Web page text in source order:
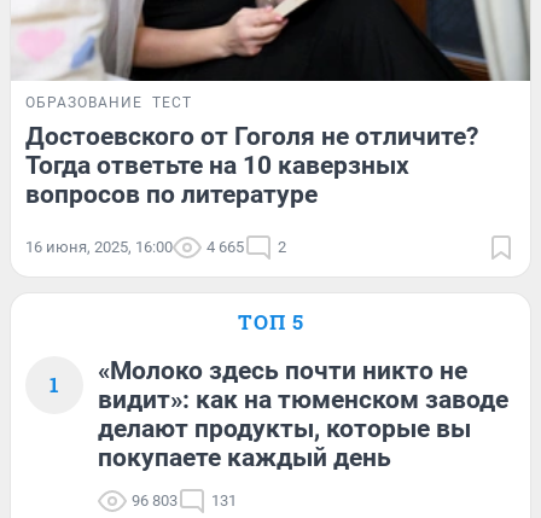
ОБРАЗОВАНИЕ ТЕСТ
Достоевского от Гоголя не отличите?
Тогда ответьте на 10 каверзных
вопросов по литературе
16 июня, 2025, 16:00 4 665 2
ТОП 5
1
«Молоко здесь почти никто не
видит»: как на тюменском заводе
делают продукты, которые вы
покупаете каждый день
96 803 131